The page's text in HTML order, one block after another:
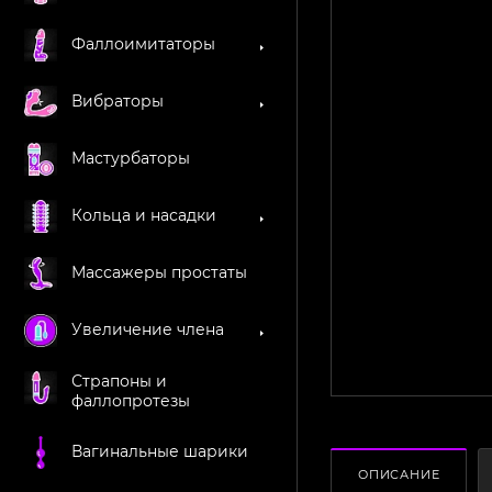
Фаллоимитаторы
Вибраторы
Мастурбаторы
Кольца и насадки
Массажеры простаты
Увеличение члена
Страпоны и
фаллопротезы
Вагинальные шарики
ОПИСАНИЕ